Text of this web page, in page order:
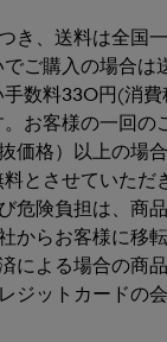
き、送料は全国
でご購入の場合
手数料330円(消
お客様の一回の
価格）以上の場
とさせていただ
危険負担は、商
からお客様に移
による場合の商
ジットカードの